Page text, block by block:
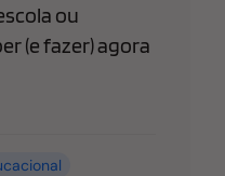
ou
(e fazer) agora